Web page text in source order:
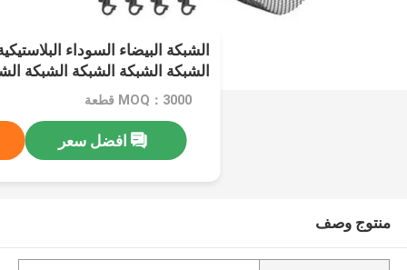
الشبكة البيضاء السوداء
الشبكة الشبكة الشبكة الشبكة
الشبكة الشبكة
MOQ：3000 قطعة
افضل سعر
منتوج وصف